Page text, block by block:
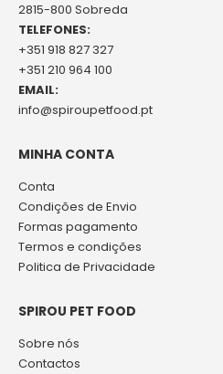
2815-800 Sobreda
TELEFONES:
+351 918 827 327
+351 210 964 100
EMAIL:
info@spiroupetfood.pt
MINHA CONTA
Conta
Condições de Envio
Formas pagamento
Termos e condições
Politica de Privacidade
SPIROU PET FOOD
Sobre nós
Contactos